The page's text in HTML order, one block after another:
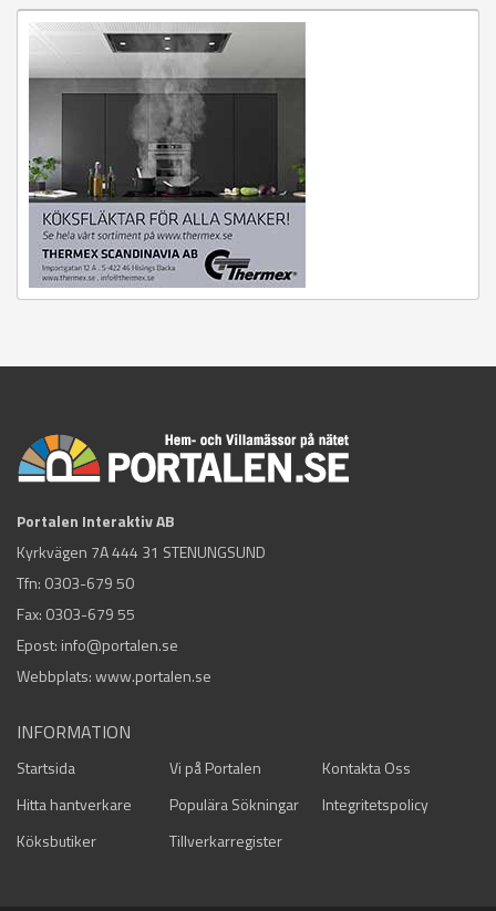
Portalen Interaktiv AB
Kyrkvägen 7A 444 31 STENUNGSUND
Tfn: 0303-679 50
Fax: 0303-679 55
Epost: info@portalen.se
Webbplats: www.portalen.se
INFORMATION
Startsida Vi på Portalen
Kontakta Oss
Hitta hantverkare
Populära Sökningar
Integritetspolicy
Köksbutiker
Tillverkarregister